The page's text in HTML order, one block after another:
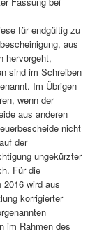
für endgültig zu
aus
hervorgeht,
sind im Schreiben
Im Übrigen
wenn der
aus anderen
nicht
der
ungekürzter
Für die
wird aus
korrigierter
im Rahmen des